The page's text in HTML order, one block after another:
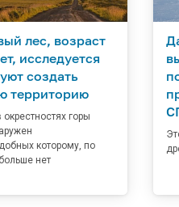
лес, возраст
исследуется
создать
территорию
горы
которому, по
нет